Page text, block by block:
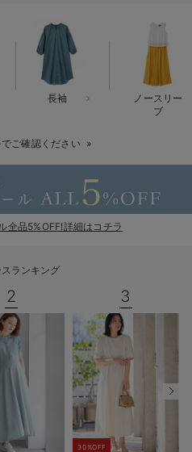
ー
！
長袖
ノースリー
ブ
ご確認ください
全品5%OFF!詳細はコチラ
ランキング
2 3
30%OFF